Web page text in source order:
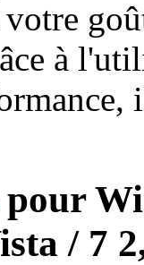
votre
à
pour
/ 7